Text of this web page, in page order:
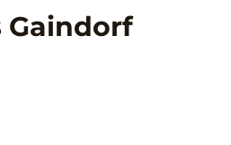
Gaindorf